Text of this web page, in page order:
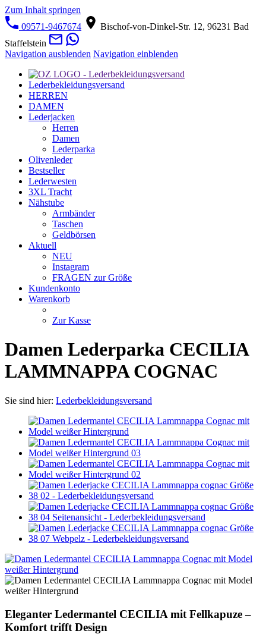
Zum Inhalt springen
09571-9467674
Bischof-von-Dinkel-Str. 12, 96231 Bad
Staffelstein
Navigation ausblenden Navigation einblenden
Lederbekleidungsversand
HERREN
DAMEN
Lederjacken
Herren
Damen
Lederparka
Olivenleder
Bestseller
Lederwesten
3XL Tracht
Nähstube
Armbänder
Taschen
Geldbörsen
Aktuell
NEU
Instagram
FRAGEN zur Größe
Kundenkonto
Warenkorb
Zur Kasse
Damen Lederparka CECILIA
LAMMNAPPA COGNAC
Sie sind hier: Lederbekleidungsversand
Eleganter Ledermantel CECILIA mit Fellkapuze –
Komfort trifft Design